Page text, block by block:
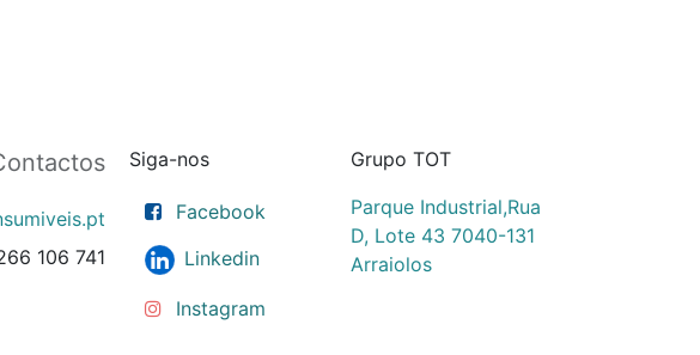
Grupo TOT
Parque Industrial,Rua
D, Lote 43 7040-131
Arraiolos
106 741
Siga-nos
Facebook
Linkedin
Instagram